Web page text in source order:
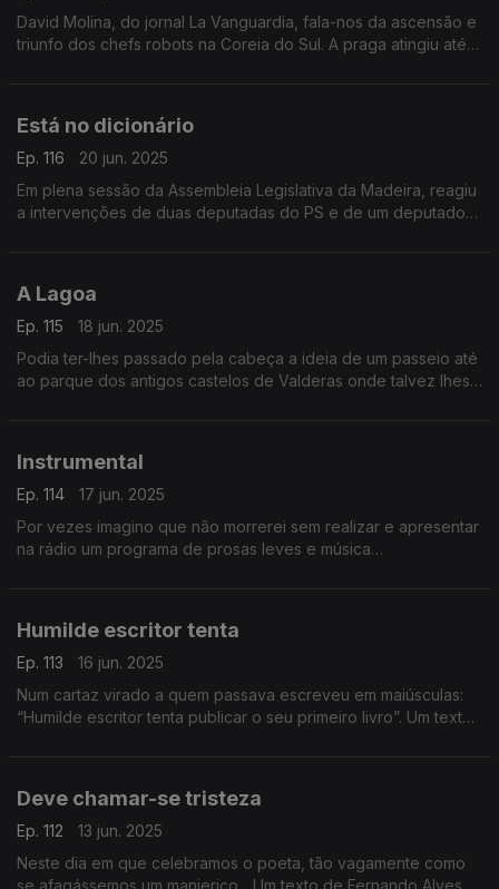
David Molina, do jornal La Vanguardia, fala-nos da ascensão e
triunfo dos chefs robots na Coreia do Sul. A praga atingiu até
Está no dicionário
Ep. 116
20 jun. 2025
Em plena sessão da Assembleia Legislativa da Madeira, reagiu
a intervenções de duas deputadas do PS e de um deputado
A Lagoa
Ep. 115
18 jun. 2025
Podia ter-lhes passado pela cabeça a ideia de um passeio até
ao parque dos antigos castelos de Valderas onde talvez lhes
Instrumental
Ep. 114
17 jun. 2025
Por vezes imagino que não morrerei sem realizar e apresentar
na rádio um programa de prosas leves e música
Humilde escritor tenta
Ep. 113
16 jun. 2025
Num cartaz virado a quem passava escreveu em maiúsculas:
“Humilde escritor tenta publicar o seu primeiro livro”. Um texto
Deve chamar-se tristeza
Ep. 112
13 jun. 2025
Neste dia em que celebramos o poeta, tão vagamente como
se afagássemos um manjerico... Um texto de Fernando Alves